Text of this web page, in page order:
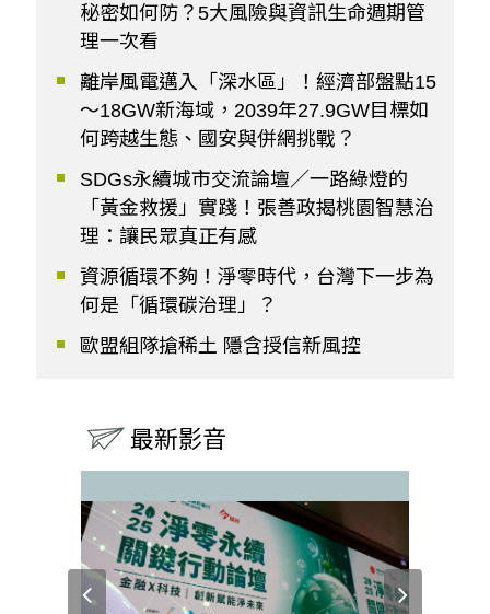
秘密如何防？5大風險與資訊生命週期管
理一次看
離岸風電邁入「深水區」！經濟部盤點15
～18GW新海域，2039年27.9GW目標如
何跨越生態、國安與併網挑戰？
SDGs永續城市交流論壇／一路綠燈的
「黃金救援」實踐！張善政揭桃園智慧治
理：讓民眾真正有感
資源循環不夠！淨零時代，台灣下一步為
何是「循環碳治理」？
歐盟組隊搶稀土 隱含授信新風控
最新影音